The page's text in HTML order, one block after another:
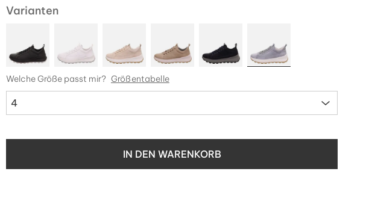
Varianten
Welche Größe passt mir? Größentabelle
4
IN DEN WARENKORB